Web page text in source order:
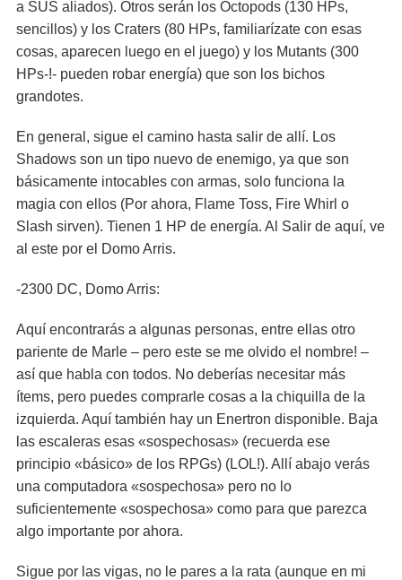
a SUS aliados). Otros serán los Octopods (130 HPs,
sencillos) y los Craters (80 HPs, familiarízate con esas
cosas, aparecen luego en el juego) y los Mutants (300
HPs-!- pueden robar energía) que son los bichos
grandotes.
En general, sigue el camino hasta salir de allí. Los
Shadows son un tipo nuevo de enemigo, ya que son
básicamente intocables con armas, solo funciona la
magia con ellos (Por ahora, Flame Toss, Fire Whirl o
Slash sirven). Tienen 1 HP de energía. Al Salir de aquí, ve
al este por el Domo Arris.
-2300 DC, Domo Arris:
Aquí encontrarás a algunas personas, entre ellas otro
pariente de Marle – pero este se me olvido el nombre! –
así que habla con todos. No deberías necesitar más
ítems, pero puedes comprarle cosas a la chiquilla de la
izquierda. Aquí también hay un Enertron disponible. Baja
las escaleras esas «sospechosas» (recuerda ese
principio «básico» de los RPGs) (LOL!). Allí abajo verás
una computadora «sospechosa» pero no lo
suficientemente «sospechosa» como para que parezca
algo importante por ahora.
Sigue por las vigas, no le pares a la rata (aunque en mi